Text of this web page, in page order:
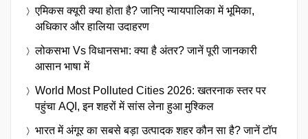
एमिकस क्यूरी क्या होता है? जानिए न्यायपालिका में भूमिका,
अधिकार और हालिया उदाहरण
लोकसभा Vs विधानसभा: क्या है अंतर? जानें पूरी जानकारी
आसान भाषा में
World Most Polluted Cities 2026: खतरनाक स्तर पर
पहुंचा AQI, इन शहरों में सांस लेना हुआ मुश्किल
भारत में अंगूर का सबसे बड़ा उत्पादक शहर कौन सा है? जानें टॉप